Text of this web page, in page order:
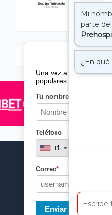
Una vez a la semana
populares.
Tu nombre*
Teléfono
+1
+1
Correo*
Enviar